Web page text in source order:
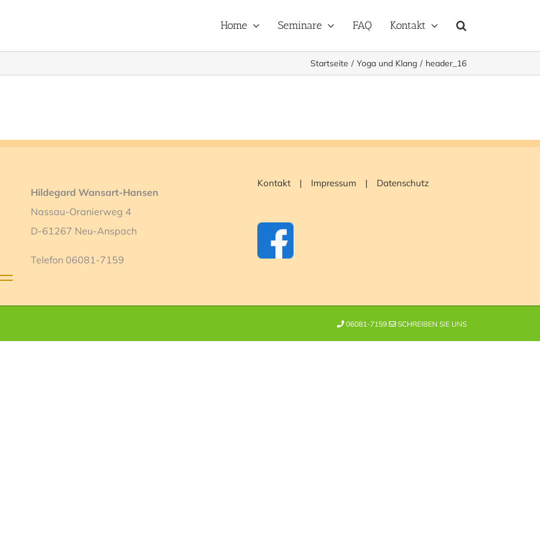
Home Seminare FAQ Kontakt
Startseite Yoga und Klang header_16
Hildegard Wansart-Hansen
Nassau-Oranierweg 4
D-61267 Neu-Anspach
Telefon 06081-7159
Kontakt Impressum Datenschutz
06081-7159 SCHREIBEN SIE UNS